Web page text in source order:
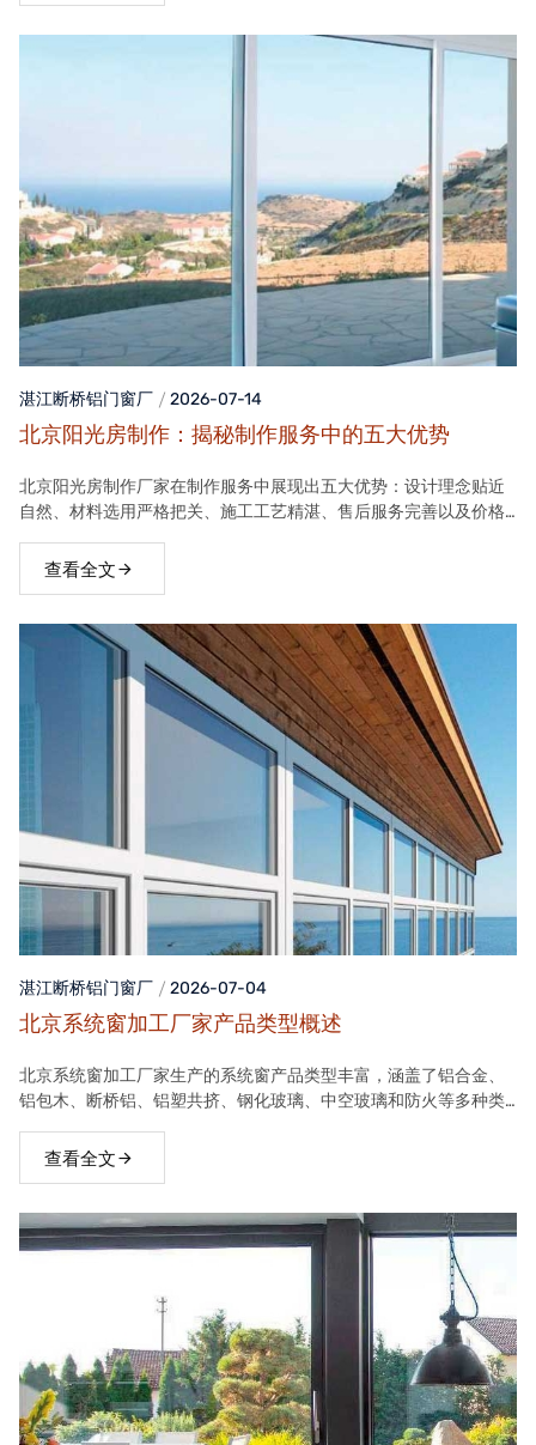
湛江断桥铝门窗厂 2026-07-14
北京阳光房制作：揭秘制作服务中的五大优势
北京阳光房制作厂家在制作服务中展现出五大优势：设计理念贴近
自然、材料选用严格把关、施工工艺精湛、售后服务完善以及价格
查看全文
湛江断桥铝门窗厂 2026-07-04
北京系统窗加工厂家产品类型概述
北京系统窗加工厂家生产的系统窗产品类型丰富，涵盖了铝合金、
铝包木、断桥铝、铝塑共挤、钢化玻璃、中空玻璃和防火等多种类
满足不同客户的需求。
查看全文